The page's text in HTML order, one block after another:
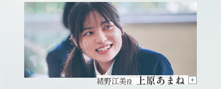
緒野江美役 上原あまね